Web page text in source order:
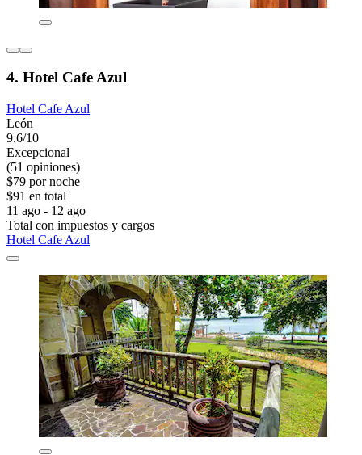
4. Hotel Cafe Azul
Hotel Cafe Azul
León
9.6/10
Excepcional
(51 opiniones)
$79 por noche
$91 en total
11 ago - 12 ago
Total con impuestos y cargos
Hotel Cafe Azul